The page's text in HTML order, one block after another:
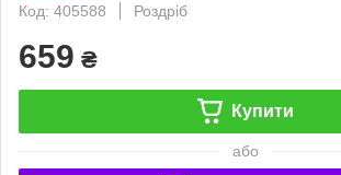
Код: 405588
Роздріб
659 ₴
Купити
або